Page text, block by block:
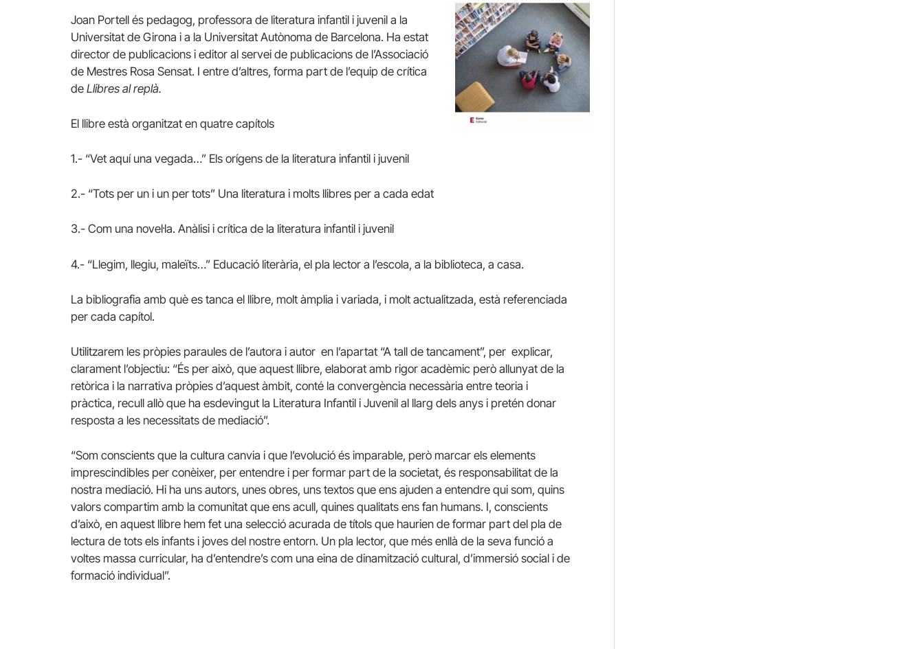
Joan Portell és pedagog, professora de literatura infantil i juvenil a la
Universitat de Girona i a la Universitat Autònoma de Barcelona. Ha estat
director de publicacions i editor al servei de publicacions de l’Associació
de Mestres Rosa Sensat. I entre d’altres, forma part de l’equip de crítica
de Llibres al replà.
El llibre està organitzat en quatre capítols
1.- “Vet aquí una vegada…” Els orígens de la literatura infantil i juvenil
2.- “Tots per un i un per tots” Una literatura i molts llibres per a cada edat
3.- Com una novel·la. Anàlisi i crítica de la literatura infantil i juvenil
4.- “Llegim, llegiu, maleïts…” Educació literària, el pla lector a l’escola, a la biblioteca, a casa.
La bibliografia amb què es tanca el llibre, molt àmplia i variada, i molt actualitzada, està referenciada
per cada capítol.
Utilitzarem les pròpies paraules de l’autora i autor en l’apartat “A tall de tancament”, per explicar,
clarament l’objectiu: “És per això, que aquest llibre, elaborat amb rigor acadèmic però allunyat de la
retòrica i la narrativa pròpies d’aquest àmbit, conté la convergència necessària entre teoria i
pràctica, recull allò que ha esdevingut la Literatura Infantil i Juvenil al llarg dels anys i pretén donar
resposta a les necessitats de mediació”.
“Som conscients que la cultura canvia i que l’evolució és imparable, però marcar els elements
imprescindibles per conèixer, per entendre i per formar part de la societat, és responsabilitat de la
nostra mediació. Hi ha uns autors, unes obres, uns textos que ens ajuden a entendre qui som, quins
valors compartim amb la comunitat que ens acull, quines qualitats ens fan humans. I, conscients
d’això, en aquest llibre hem fet una selecció acurada de títols que haurien de formar part del pla de
lectura de tots els infants i joves del nostre entorn. Un pla lector, que més enllà de la seva funció a
voltes massa curricular, ha d’entendre’s com una eina de dinamització cultural, d’immersió social i de
formació individual”.